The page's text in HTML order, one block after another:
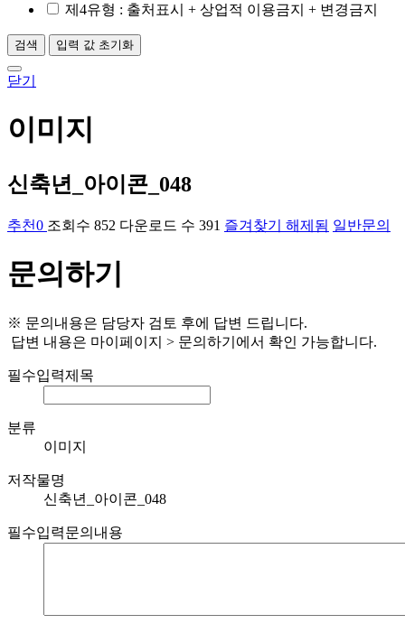
제4유형 : 출처표시 + 상업적 이용금지 + 변경금지
검색 입력 값 초기화
닫기
이미지
신축년_아이콘_048
추천0 조회수 852 다운로드 수 391 즐겨찾기 해제됨 일반문의
문의하기
※ 문의내용은 담당자 검토 후에 답변 드립니다.
답변 내용은 마이페이지 > 문의하기에서 확인 가능합니다.
필수입력제목
분류
이미지
저작물명
신축년_아이콘_048
필수입력문의내용